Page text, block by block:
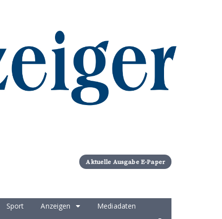
Aktuelle Ausgabe E-Paper
Sport Anzeigen
Mediadaten